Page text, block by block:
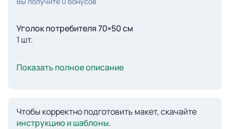
Уголок потребителя 70×50 см
1 шт.
Показать полное описание
Чтобы корректно подготовить макет, скачайте
инструкцию и шаблоны.